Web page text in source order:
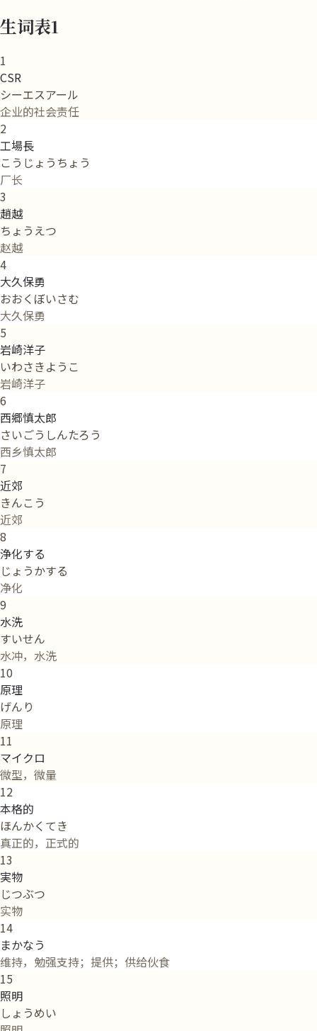
生词表1
1
CSR
シーエスアール
企业的社会责任
2
工場長
こうじょうちょう
厂长
3
趙越
ちょうえつ
赵越
4
大久保勇
おおくぼいさむ
大久保勇
5
岩崎洋子
いわさきようこ
岩崎洋子
6
西郷慎太郎
さいごうしんたろう
西乡慎太郎
7
近郊
きんこう
近郊
8
浄化する
じょうかする
净化
9
水洗
すいせん
水冲，水洗
10
原理
げんり
原理
11
マイクロ
微型，微量
12
本格的
ほんかくてき
真正的，正式的
13
実物
じつぶつ
实物
14
まかなう
维持，勉强支持；提供；供给伙食
15
照明
しょうめい